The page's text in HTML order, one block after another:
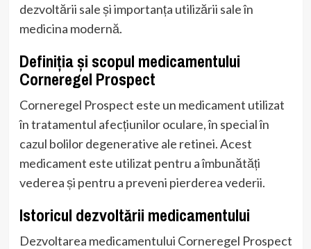
dezvoltării sale și importanța utilizării sale în
medicina modernă.
Definiția și scopul medicamentului
Corneregel Prospect
Corneregel Prospect este un medicament utilizat
în tratamentul afecțiunilor oculare, în special în
cazul bolilor degenerative ale retinei. Acest
medicament este utilizat pentru a îmbunătăți
vederea și pentru a preveni pierderea vederii.
Istoricul dezvoltării medicamentului
Dezvoltarea medicamentului Corneregel Prospect